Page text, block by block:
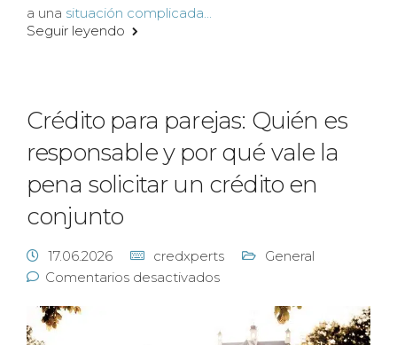
a una situación complicada...
Seguir leyendo
Crédito para parejas: Quién es
responsable y por qué vale la
pena solicitar un crédito en
conjunto
17.06.2026 credxperts
General
Comentarios desactivados